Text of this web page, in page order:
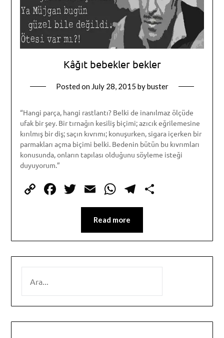
Kâğıt bebekler bekler
Posted on July 28, 2015 bybuster
“Hangi parça, hangi rastlantı? Belki de inanılmaz ölçüde
ufak bir şey. Bir tırnağın kesiliş biçimi; azıcık eğrilemesine
kırılmış bir diş; saçın kıvrımı; konuşurken, sigara içerken bir
parmakları açma biçimi belki. Bedenin bütün bu kıvrımları
konusunda, onların tapılası olduğunu söyleme isteği
duyuyorum.”
CopyFacebook
Twitter
EmailWhatsApp
Telegram
Read more